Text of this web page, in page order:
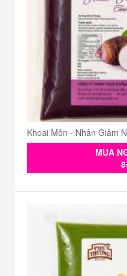
Khoai Môn - Nhân Giảm
MUA